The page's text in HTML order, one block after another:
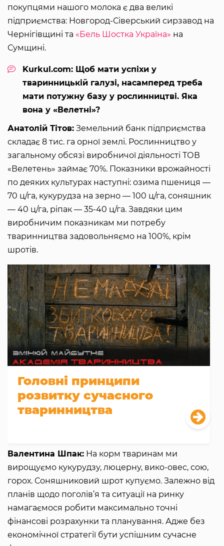
покупцями нашого молока є два великі
підприємства: Новгород-Сіверський сирзавод на
Чернігівщині та «Бель Шостка Україна» на
Сумщині.
Kurkul.com: Щоб мати успіхи у
тваринницькій галузі, насамперед треба
мати потужну базу у рослинництві. Яка
вона у «Велетні»?
Анатолій Тітов: Земельний банк підприємства
складає 8 тис. га орної землі. Рослинництво у
загальному обсязі виробничої діяльності ТОВ
«Велетень» займає 70%. Показники врожайності
по деяких культурах наступні: озима пшениця —
70 ц/га, кукурудза на зерно — 100 ц/га, соняшник
— 40 ц/га, ріпак — 35-40 ц/га. Завдяки цим
виробничим показникам ми потребу
тваринництва задовольняємо на 100%, крім
шротів.
Головні принципи
розвитку сучасного
тваринництва
Валентина Шпак: На корм тваринам ми
вирощуємо кукурудзу, люцерну, вико-овес, сою,
горох. Соняшниковий шрот купуємо. Залежно від
планів щодо поголів’я та ситуації на ринку
намагаємося робити максимально точні
фінансові розрахунки та планування. Адже без
економічної стратегії бути успішним сучасне